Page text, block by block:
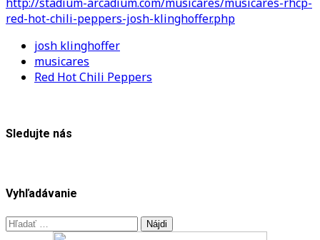
red-hot-chili-peppers-josh-klinghoffer.php
josh klinghoffer
musicares
Red Hot Chili Peppers
Sledujte nás
Vyhľadávanie
Hľadať: